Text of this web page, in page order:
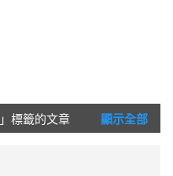
」標籤的文章 顯示全部